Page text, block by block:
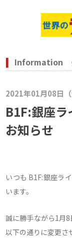
Information
2021年01月08日（
B1F:銀座ラ
お知らせ
いつも B1F:銀座ラ
います。
誠に勝手ながら1月8
以下の通りに変更さ